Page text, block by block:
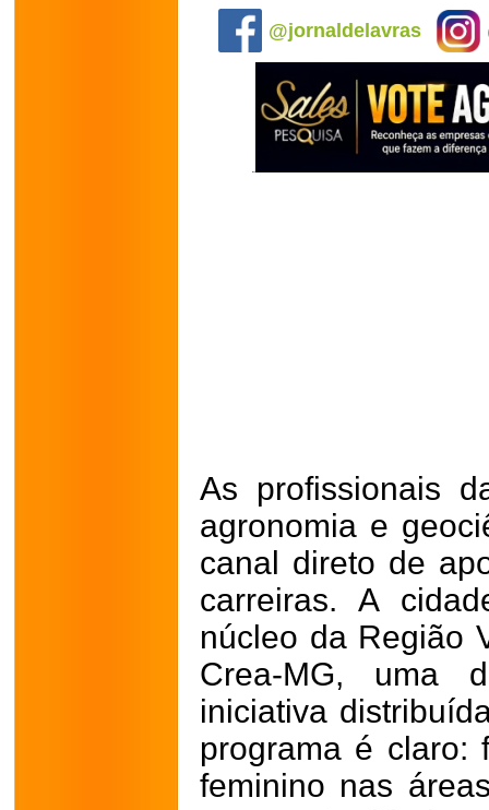
@jornaldelavras
As profissionais
agronomia e
canal direto de
carreiras. A
núcleo da Região
Crea-MG, uma
iniciativa
programa é claro:
feminino nas